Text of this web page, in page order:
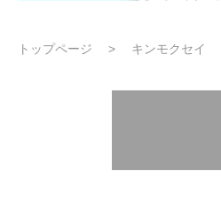
トップページ
キンモクセイ